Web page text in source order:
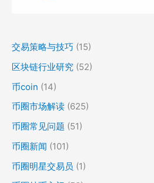
交易策略与技巧 (15)
区块链行业研究 (52)
币coin (14)
币圈市场解读 (625)
币圈常见问题 (51)
币圈新闻 (101)
币圈明星交易员 (1)